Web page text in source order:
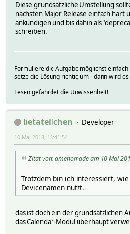
Diese grundsätzliche Umstellung
nächsten Major Release einfach hart
ankündigen und bis dahin als
schreiben.
-----------------------
Formuliere die Aufgabe möglichst einfach
setze die Lösung richtig um - dann wird
-----------------------
Lesen gefährdet die Unwissenheit!
betateilchen
Developer
10 Mai 2018, 18:41:54
Zitat von: amenomade am 10 Mai
Trotzdem bin ich interessiert,
Devicenamen nutzt.
das ist doch ein der grundsätzlichen
das Calendar-Modul überhaupt